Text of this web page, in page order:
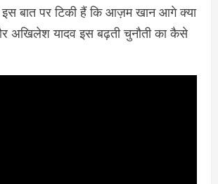
इस बात पर टिकी हैं कि आज़म खान आगे क्या
अखिलेश यादव इस बढ़ती चुनौती का कैसे